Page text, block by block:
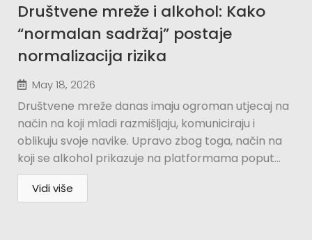
Društvene mreže i alkohol: Kako
“normalan sadržaj” postaje
normalizacija rizika
May 18, 2026
Društvene mreže danas imaju ogroman utjecaj na
način na koji mladi razmišljaju, komuniciraju i
oblikuju svoje navike. Upravo zbog toga, način na
koji se alkohol prikazuje na platformama poput...
Vidi više